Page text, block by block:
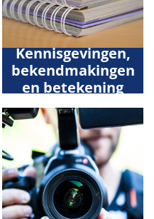
Kennisgevingen,
bekendmakingen
en betekening